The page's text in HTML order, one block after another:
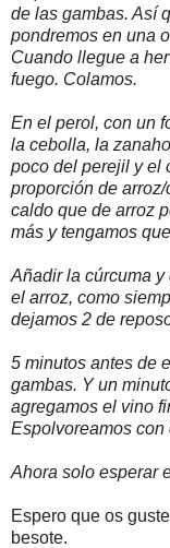
de las gambas. Así
pondremos en una
Cuando llegue a
fuego. Colamos.
En el perol, con un
la cebolla, la
poco del perejil y el
proporción de
caldo que de arroz
más y tengamos
Añadir la cúrcuma
el arroz, como
dejamos 2 de
5 minutos antes de
gambas. Y un
agregamos el vino
Espolvoreamos con
Ahora solo esperar
Espero que os
besote.